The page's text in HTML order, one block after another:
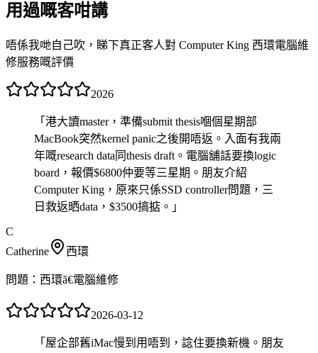
用過嘅客咁講
唔係我哋自己吹，睇下真正客人對 Computer King 西環電腦維
修服務嘅評價
2026
「 港大讀master，準備submit thesis嗰個星期部
MacBook突然kernel panic之後開唔返。入面有我兩
年嘅research data同thesis draft。電腦舖話要換logic
board，報價$6800仲要等三星期。朋友介紹
Computer King，原來只係SSD controller問題，三
日救返晒data，$3500搞掂。 」
C
Catherine
西環
問題： 西環ã€電腦維修
2026-03-12
「 屋企部舊iMac慢到用唔到，諗住要換新機。朋友